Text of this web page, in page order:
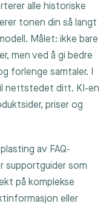
alle historiske
tonen din så langt
Målet: ikke bare
men ved å gi bedre
forlenge samtaler. I
nettstedet ditt. KI-en
priser og
av FAQ-
supportguider som
på komplekse
eller